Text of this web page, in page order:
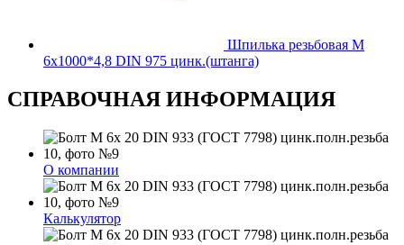
Шпилька резьбовая М
6х1000*4,8 DIN 975 цинк.(штанга)
СПРАВОЧНАЯ ИНФОРМАЦИЯ
О компании
Калькулятор